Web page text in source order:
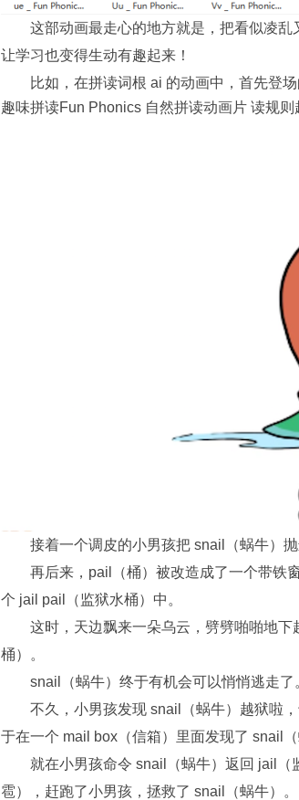
这部动画最走心的地方就是，把看似凌乱
让学习也变得生动有趣起来！
比如，在拼读词根 ai 的动画中，首先登
趣味拼读Fun Phonics 自然拼读动画片 读规则
接着一个调皮的小男孩把 snail（蜗牛）
再后来，pail（桶）被改造成了一个带铁
个 jail pail（监狱水桶）中。
这时，天边飘来一朵乌云，劈劈啪啪地
桶）。
snail（蜗牛）终于有机会可以悄悄逃走了
不久，小男孩发现 snail（蜗牛）越狱啦
于在一个 mail box（信箱）里面发现了 snail（
就在小男孩命令 snail（蜗牛）返回 jail
雹），赶跑了小男孩，拯救了 snail（蜗牛）。